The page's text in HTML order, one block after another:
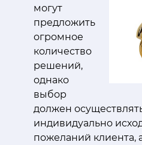
могут
предложить
огромное
количество
решений,
однако
выбор
должен
индивидуально
пожеланий клиента,